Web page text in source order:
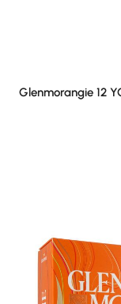
Average rating of
Glenmorangie 12